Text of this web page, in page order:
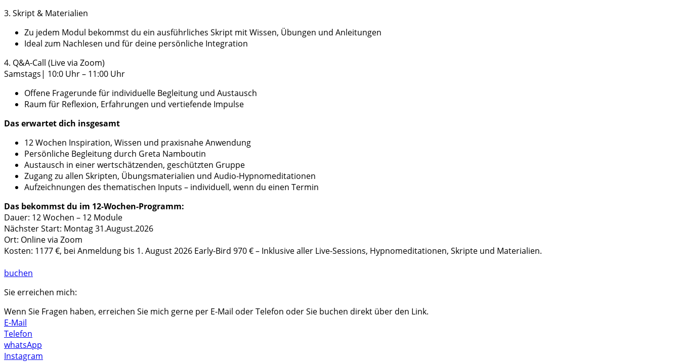
3. Skript & Materialien
Zu jedem Modul bekommst du ein ausführliches Skript mit Wissen, Übungen und Anleitungen
Ideal zum Nachlesen und für deine persönliche Integration
4. Q&A-Call (Live via Zoom)
Samstags| 10:0 Uhr – 11:00 Uhr
Offene Fragerunde für individuelle Begleitung und Austausch
Raum für Reflexion, Erfahrungen und vertiefende Impulse
Das erwartet dich insgesamt
12 Wochen Inspiration, Wissen und praxisnahe Anwendung
Persönliche Begleitung durch Greta Namboutin
Austausch in einer wertschätzenden, geschützten Gruppe
Zugang zu allen Skripten, Übungsmaterialien und Audio-Hypnomeditationen
Aufzeichnungen des thematischen Inputs – individuell, wenn du einen Termin
Das bekommst du im 12-Wochen-Programm:
Dauer: 12 Wochen – 12 Module
Nächster Start: Montag 31.August.2026
Ort: Online via Zoom
Kosten: 1177 €, bei Anmeldung bis 1. August 2026 Early-Bird 970 € – Inklusive aller Live-Sessions, Hypnomeditationen, Skripte und Materialien.
buchen
Sie erreichen mich:
Wenn Sie Fragen haben, erreichen Sie mich gerne per E-Mail oder Telefon oder Sie buchen direkt über den Link.
E-Mail
Telefon
whatsApp
Instagram